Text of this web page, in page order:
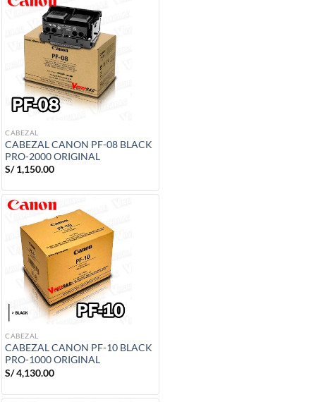
CABEZAL
CABEZAL CANON PF-08 BLACK
PRO-2000 ORIGINAL
S/1,150.00
CABEZAL
CABEZAL CANON PF-10 BLACK
PRO-1000 ORIGINAL
S/4,130.00